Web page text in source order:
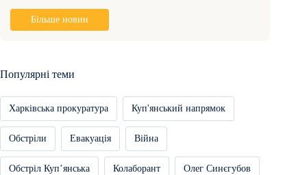
Більше новин
Популярні теми
Харківська прокуратура Куп'янський напрямок
Обстріли Евакуація Війна
Обстріл Купʼянська Колаборант Олег Синєгубов